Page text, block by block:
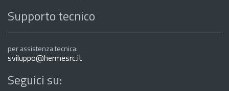
Supporto tecnico
per assistenza tecnica:
sviluppo@hermesrc.it
Seguici su: